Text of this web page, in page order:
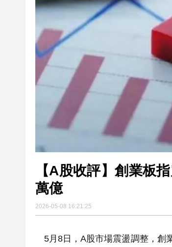
【A股收評】創業板
萬億
2026-05-08 16:21:25
5月8日，A股市場震盪調整，創